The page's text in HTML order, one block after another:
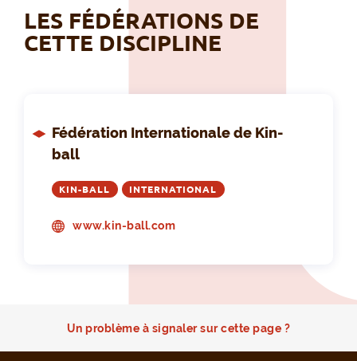
LES FÉDÉRATIONS DE
CETTE DISCIPLINE
Fédération Internationale de Kin-
ball
KIN-BALL INTERNATIONAL
www.kin-ball.com
Un problème à signaler sur cette page ?